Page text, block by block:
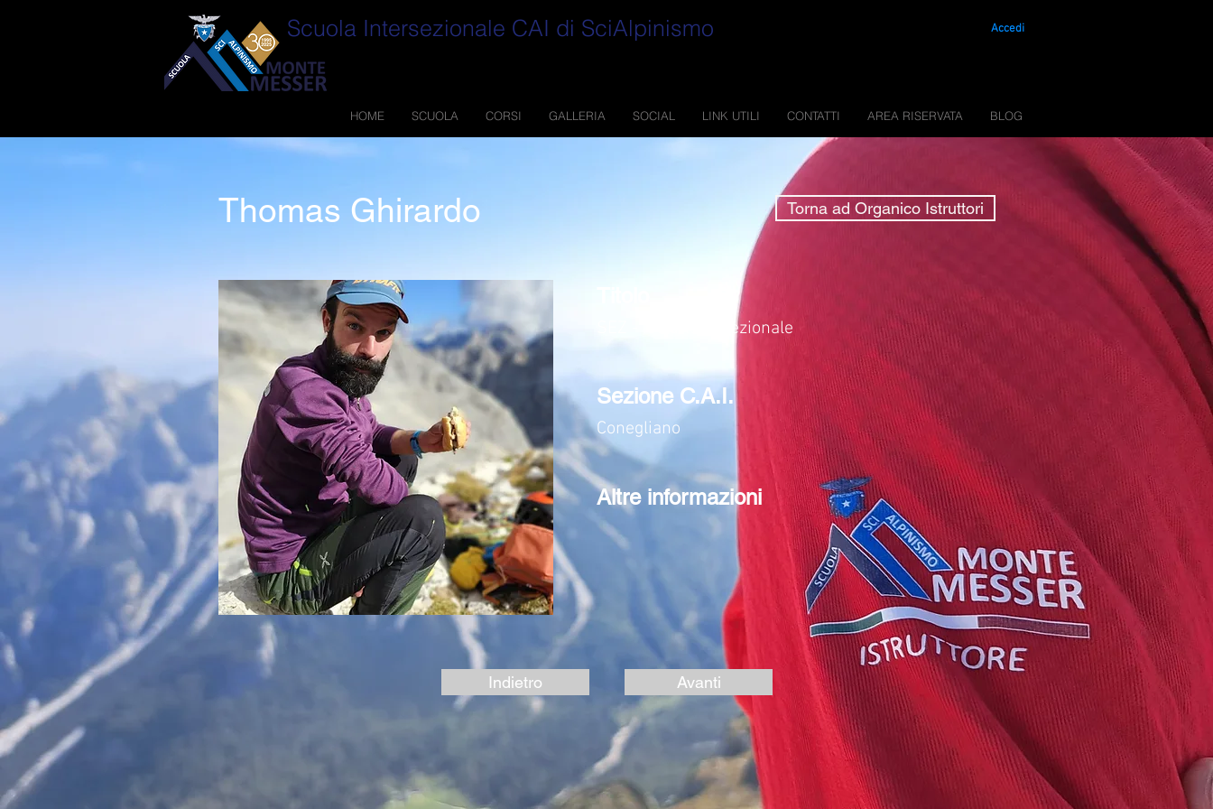
Scuola Intersezionale CAI di SciAlpinismo Accedi
HOME SCUOLA CORSI GALLERIA SOCIAL LINK UTILI CONTATTI AREA RISERVATA BLOG
Thomas Ghirardo Torna ad Organico Istruttori
SEZ - Istruttore Sezionale
Sezione C.A.I.
Conegliano
Altre informazioni
Avanti
Indietro